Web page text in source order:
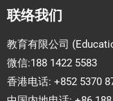
联络我们
教育有限公司
微信:188 1422 5583
香港电话: +852 5370